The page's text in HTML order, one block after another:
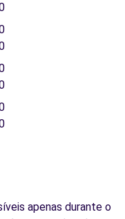
apenas durante o